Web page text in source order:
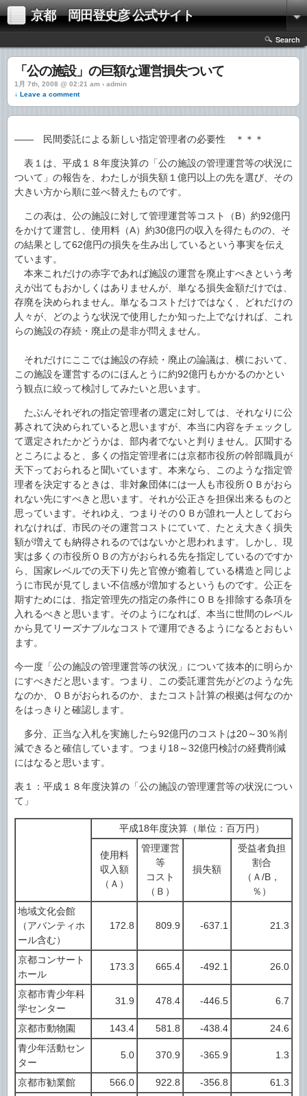
京都 岡田登史彦 公式サイト
Search
「公の施設」の巨額な運営損失ついて
1月 7th, 2008 @ 02:21 am › admin
↓ Leave a comment
―― 民間委託による新しい指定管理者の必要性 ＊＊＊
表１は、平成１８年度決算の「公の施設の管理運営等の状況に
ついて」の報告を、わたしが損失額１億円以上の先を選び、その
大きい方から順に並べ替えたものです。
この表は、公の施設に対して管理運営等コスト（B）約92億円
をかけて運営し、使用料（A）約30億円の収入を得たものの、そ
の結果として62億円の損失を生み出しているという事実を伝え
ています。
本来これだけの赤字であれば施設の運営を廃止すべきという考
えが出てもおかしくはありませんが、単なる損失金額だけでは、
存廃を決められません。単なるコストだけではなく、どれだけの
人々が、どのような状況で使用したか知った上でなければ、これ
らの施設の存続・廃止の是非が問えません。
それだけにここでは施設の存続・廃止の論議は、横において、
この施設を運営するのにほんとうに約92億円もかかるのかとい
う観点に絞って検討してみたいと思います。
たぶんそれぞれの指定管理者の選定に対しては、それなりに公
募されて決められていると思いますが、本当に内容をチェックし
て選定されたかどうかは、部内者でないと判りません。仄聞する
ところによると、多くの指定管理者には京都市役所の幹部職員が
天下っておられると聞いています。本来なら、このような指定管
理者を決定するときは、非対象団体には一人も市役所ＯＢがおら
れない先にすべきと思います。それが公正さを担保出来るものと
思っています。それゆえ、つまりそのＯＢが誰れ一人としておら
れなければ、市民のその運営コストにていて、たとえ大きく損失
額が増えても納得されるのではないかと思われます。しかし、現
実は多くの市役所ＯＢの方がおられる先を指定しているのですか
ら、国家レベルでの天下り先と官僚が癒着している構造と同じよ
うに市民が見てしまい不信感が増加するというものです。公正を
期すためには、指定管理先の指定の条件にＯＢを排除する条項を
入れるべきと思います。そのようになれば、本当に世間のレベル
から見てリーズナブルなコストで運用できるようになるとおもい
ます。
今一度「公の施設の管理運営等の状況」について抜本的に明らか
にすべきだと思います。つまり、この委託運営先がどのような先
なのか、ＯＢがおられるのか、またコスト計算の根拠は何なのか
をはっきりと確認します。
多分、正当な入札を実施したら92億円のコストは20～30％削
減できると確信しています。つまり18～32億円検討の経費削減
にはなると思います。
表１：平成１８年度決算の「公の施設の管理運営等の状況につい
て」
平成18年度決算（単位：百万円）
使用料
収入額
（Ａ）
管理運営
等
コスト
（Ｂ）
損失額
受益者負担
割合
（Ａ/B，
％）
地域文化会館
（アバンティホ
ール含む）
172.8 809.9 -637.1 21.3
京都コンサート
ホール
173.3 665.4 -492.1 26.0
京都市青少年科
学センター
31.9 478.4 -446.5 6.7
京都市動物園 143.4 581.8 -438.4
24.6
青少年活動セン
ター
5.0 370.9 -365.9 1.3
京都市勧業館 566.0 922.8 -356.8
61.3